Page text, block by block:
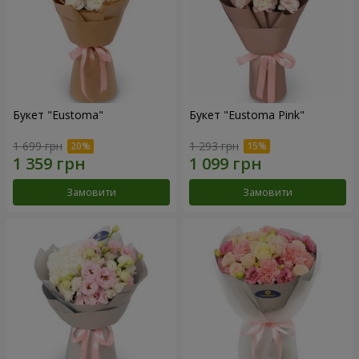
Букет "Eustoma"
1 699 грн
Замовити
Букет "Eustoma Pink"
1 293 грн
Замовити